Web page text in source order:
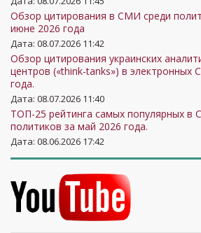
Обзор цитирования в СМИ среди
июне 2026 года
Дата: 08.07.2026 11:42
Обзор цитирования украинских
центров («think-tanks») в
года.
Дата: 08.07.2026 11:40
ТОП-25 рейтинга самых популярных в
политиков за май 2026 года.
Дата: 08.06.2026 17:42